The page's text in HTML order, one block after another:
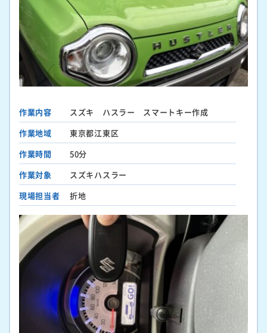
作業内容
スズキ ハスラー スマートキー作成
作業地域
東京都江東区
作業時間
50分
作業対象
スズキハスラー
現場担当者
折地